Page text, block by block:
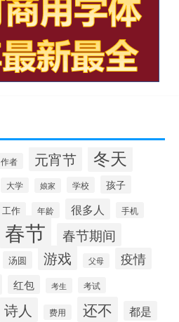
作者 元宵节 冬天
大学 娘家 学校 孩子
工作 年龄 很多人 手机
春节 春节期间
汤圆 游戏 父母 疫情
红包 考生 考试
诗人 费用 还不 都是